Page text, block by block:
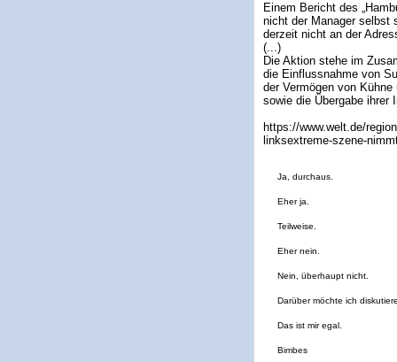
Einem Bericht des
nicht der Manager selbst
derzeit nicht an der
(...)
Die Aktion stehe im
die Einflussnahme von
der Vermögen von
sowie die Übergabe ihrer
https://www.welt.de/
linksextreme-szene-
Ja, durchaus.
Eher ja.
Teilweise.
Eher nein.
Nein, überhaupt nicht.
Darüber möchte ich
Das ist mir egal.
Bimbes